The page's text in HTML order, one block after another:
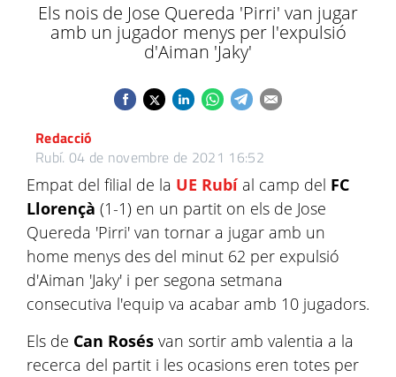
Els nois de Jose Quereda 'Pirri' van jugar
amb un jugador menys per l'expulsió
d'Aiman 'Jaky'
Redacció
Rubí. 04 de novembre de 2021 16:52
Empat del filial de la UE Rubíal camp del FC
Llorençà (1-1) en un partit on els de Jose
Quereda 'Pirri' van tornar a jugar amb un
home menys des del minut 62 per expulsió
d'Aiman ​​'Jaky' i per segona setmana
consecutiva l'equip va acabar amb 10 jugadors.
Els de Can Rosés van sortir amb valentia a la
recerca del partit i les ocasions eren totes per